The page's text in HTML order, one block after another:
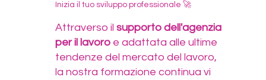
Inizia il tuo sviluppo professionale 🚀
Attraverso ilsupporto dell'agenzia
per il lavoro e adattata alle ultime
tendenze del mercato del lavoro,
la nostra formazione continua vi